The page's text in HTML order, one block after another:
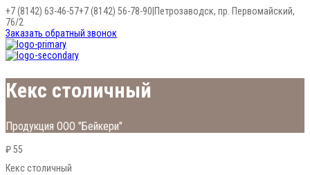
+7 (8142) 63-46-57+7 (8142) 56-78-90 Петрозаводск, пр. Первомайский,
76/2
Заказать обратный звонок
Кекс столичный
Продукция ООО "Бейкери"
₽ 55
Кекс столичный